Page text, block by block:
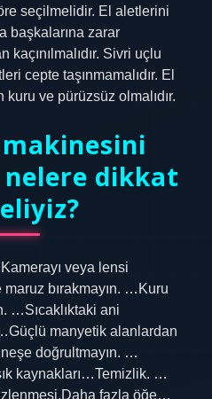
seçilmelidir. El aletlerini
başkalarına zarar
Sivri uçlu
cepte taşınmamalıdır. El
kuru ve pürüzsüz olmalıdır.
dikkat
veya lensi
bırakmayın. …Kuru
…Sıcaklıktaki ani
manyetik alanlardan
doğrultmayın. …
kaynakları…Temizlik. …
fazla öğe…